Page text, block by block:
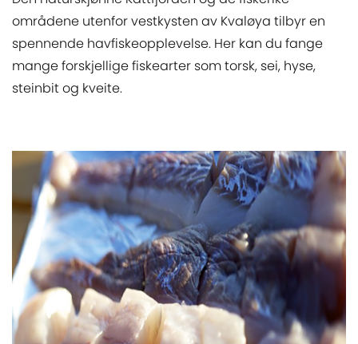
områdene utenfor vestkysten av Kvaløya tilbyr en
spennende havfiskeopplevelse. Her kan du fange
mange forskjellige fiskearter som torsk, sei, hyse,
steinbit og kveite.